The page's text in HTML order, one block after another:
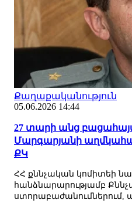
Քաղաքականություն
05.06.2026 14:44
27 տարի անց
Մարգարյանի
ՔԿ
ՀՀ քննչական կոմիտեի
հանձնարարությամբ
ստորաբաժանումներում,